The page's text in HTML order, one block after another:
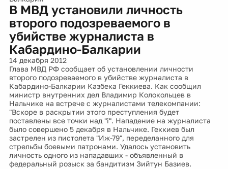
В МВД установили личность
второго подозреваемого в
убийстве журналиста в
Кабардино-Балкарии
14 декабря 2012
Глава МВД РФ сообщает об установлении личности
второго подозреваемого в убийстве журналиста в
Кабардино-Балкарии Казбека Геккиева. Как сообщил
министр внутренних дел Владимир Колокольцев в
Нальчике на встрече с журналистами телекомпании:
"Вскоре в раскрытии этого преступления будет
поставлены все точки над "i". Нападение на журналиста
было совершено 5 декабря в Нальчике. Геккиев был
застрелен из пистолета "Иж-79", переделанного для
стрельбы боевыми патронами. Удалось установить
личность одного из нападавших - объявленный в
федеральный розыск за бандитизм Зийтун Базиев.